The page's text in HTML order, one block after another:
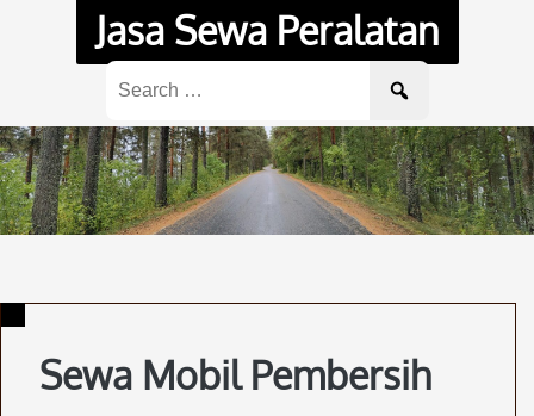
Jasa Sewa Peralatan
for:
Sewa Mobil Pembersih